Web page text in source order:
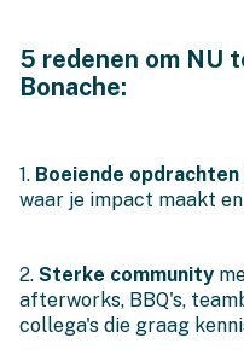
5 redenen om NU
Bonache:
1. Boeiende opdrachten
waar je impact maakt
2. Sterke community
afterworks, BBQ's,
collega's die graag